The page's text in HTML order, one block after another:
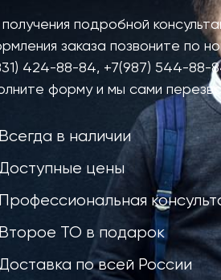
подробной
заказа позвоните по
424-88-84, +7(987) 544-88-
форму и мы сами
Всегда в наличии
цены
Профессиональная
Второе ТО в подарок
по всей России